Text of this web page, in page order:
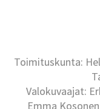
Toimituskunta:
Valokuvaajat:
Emma